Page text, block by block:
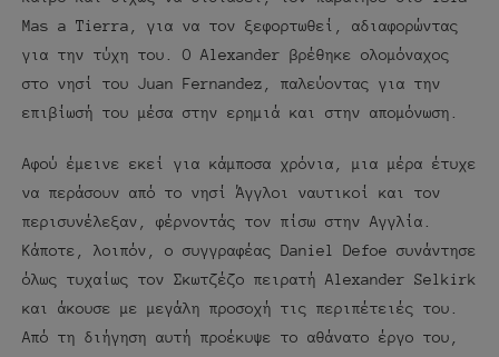
Mas a Tierra, για να τον ξεφορτωθεί, αδιαφορώντας
για την τύχη του. Ο Alexander βρέθηκε ολομόναχος
στο νησί του Juan Fernandez, παλεύοντας για την
επιβίωσή του μέσα στην ερημιά και στην απομόνωση.
Αφού έμεινε εκεί για κάμποσα χρόνια, μια μέρα έτυχε
να περάσουν από το νησί Άγγλοι ναυτικοί και τον
περισυνέλεξαν, φέρνοντάς τον πίσω στην Αγγλία.
Κάποτε, λοιπόν, ο συγγραφέας Daniel Defoe συνάντησε
όλως τυχαίως τον Σκωτζέζο πειρατή Alexander Selkirk
και άκουσε με μεγάλη προσοχή τις περιπέτειές του.
Από τη διήγηση αυτή προέκυψε το αθάνατο έργο του,